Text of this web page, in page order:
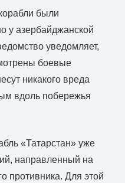
были
у азербайджанской
уведомляет,
боевые
никакого вреда
вдоль побережья
«Татарстан» уже
направленный на
противника. Для этой